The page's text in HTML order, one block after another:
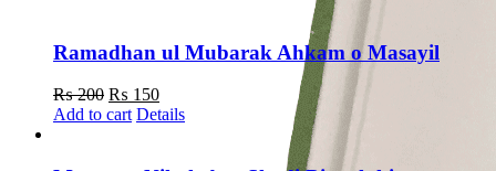
Ramadhan ul Mubarak Ahkam o Masayil
₨200 Original
price
₨ 150Current
price
Add to cart Details